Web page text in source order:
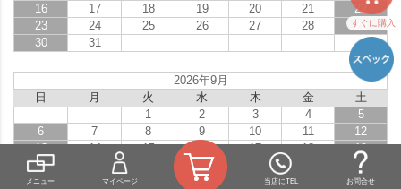
すぐに購入
16
17 18 19 20 21
22
23
24 25 26 27 28
29
30
31
2026年9月
日
月 火 水 木 金
土
1
2 3 4
5
6
7 8 9 10 11
12
13
14 15 17 18
19
20
23
26
27
30
メニュー マイページ 当店にTEL お問合せ